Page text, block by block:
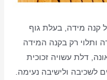
קנה מידה, בעלת גוף
ותלוי רק בקנה המידה
דלת עשויה זכוכית
לשכיבה ולישיבה נעימה.